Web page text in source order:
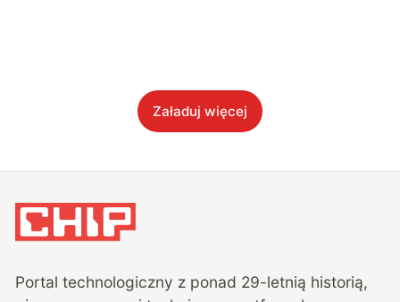
Załaduj więcej
Portal technologiczny z ponad 29-letnią historią,